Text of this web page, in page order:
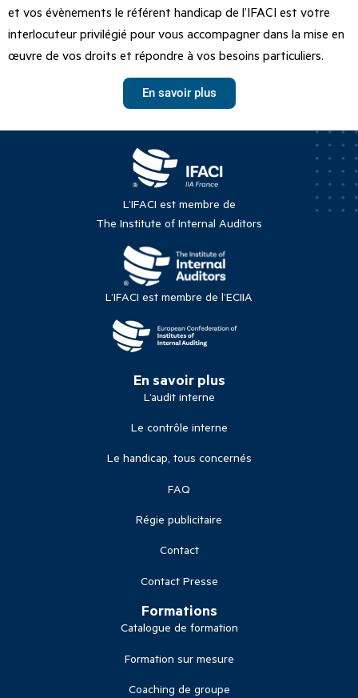
et vos évènements le référent handicap de l’IFACI est votre
interlocuteur privilégié pour vous accompagner dans la mise en
œuvre de vos droits et répondre à vos besoins particuliers.
En savoir plus
L’IFACI est membre de
The Institute of Internal Auditors
L’IFACI est membre de l’ECIIA
En savoir plus
L’audit interne
Le contrôle interne
Le handicap, tous concernés
FAQ
Régie publicitaire
Contact
Contact Presse
Formations
Catalogue de formation
Formation sur mesure
Coaching de groupe